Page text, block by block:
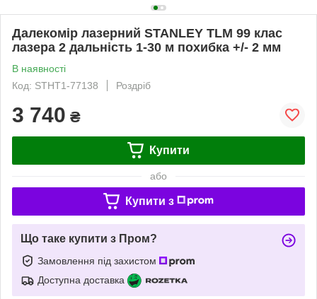
Далекомір лазерний STANLEY TLM 99 клас
лазера 2 дальність 1-30 м похибка +/- 2 мм
В наявності
Код: STHT1-77138
Роздріб
3 740 ₴
Купити
або
Купити з
Що таке купити з Пром?
Замовлення під захистом
Доступна доставка